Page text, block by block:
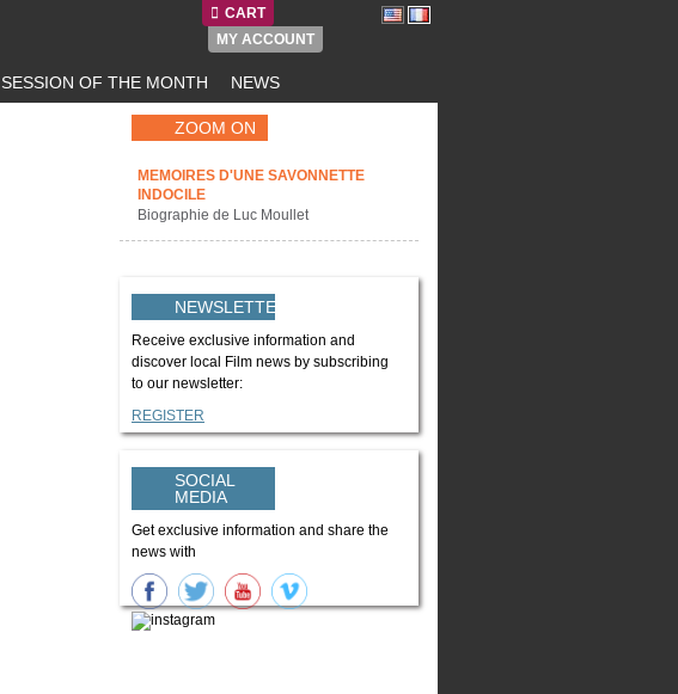
CART
MY ACCOUNT
SESSION OF THE MONTH NEWS
ZOOM ON
MEMOIRES D'UNE SAVONNETTE
INDOCILE
Biographie de Luc Moullet
NEWSLETTER
Receive exclusive information and
discover local Film news by subscribing
to our newsletter:
REGISTER
SOCIAL
MEDIA
Get exclusive information and share the
news with